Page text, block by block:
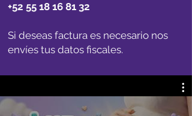
+52 55 18 16 81 32
Si deseas factura es necesario nos
envíes tus datos fiscales.